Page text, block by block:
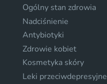
Ogólny stan zdrowia
Nadciśnienie
Antybiotyki
Zdrowie kobiet
Kosmetyka skóry
Leki przeciwdepresyjne